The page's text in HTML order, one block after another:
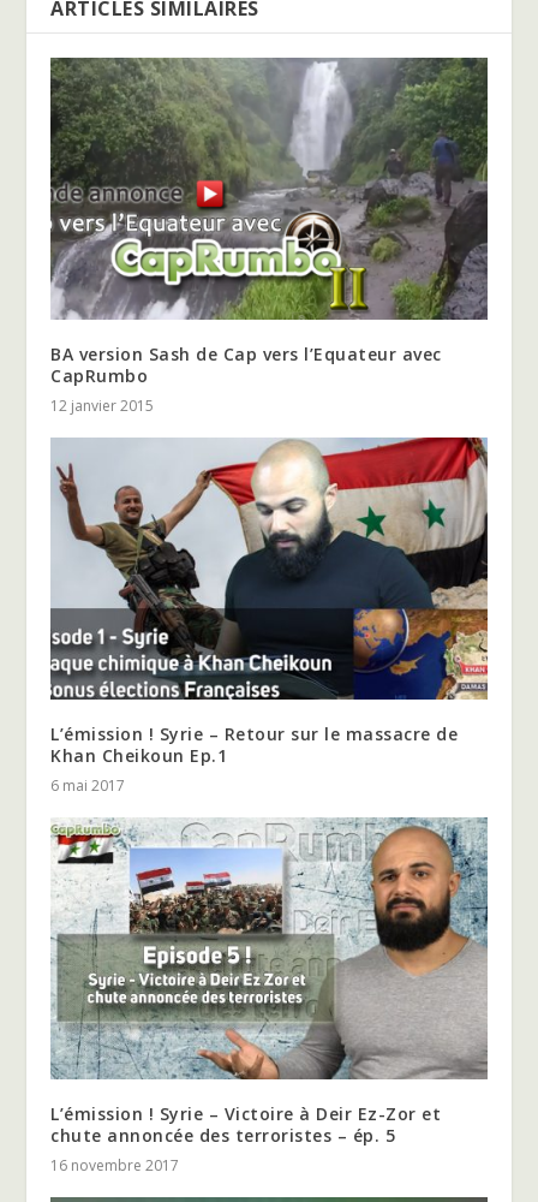
ARTICLES SIMILAIRES
BA version Sash de Cap vers l’Equateur avec
CapRumbo
12 janvier 2015
L’émission ! Syrie – Retour sur le massacre de
Khan Cheikoun Ep.1
6 mai 2017
L’émission ! Syrie – Victoire à Deir Ez-Zor et
chute annoncée des terroristes – ép. 5
16 novembre 2017